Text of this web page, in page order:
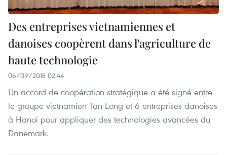
Des entreprises vietnamiennes et
danoises coopèrent dans l'agriculture de
haute technologie
06/09/2018 02:44
Un accord de coopération stratégique a été signé entre
le groupe vietnamien Tan Long et 6 entreprises danoises
à Hanoi pour appliquer des technologies avancées du
Danemark.